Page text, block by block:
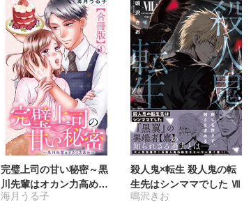
完璧上司の甘い秘密～黒
川先輩はオカン力高め～
【合冊版】
海月うる子
殺人鬼×転生 殺人鬼の転
生先はシンママでした Ⅶ
鳴沢きお